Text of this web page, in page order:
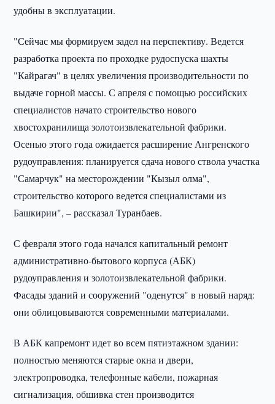
удобны в эксплуатации.
"Сейчас мы формируем задел на перспективу. Ведется
разработка проекта по проходке рудоспуска шахты
"Кайрагач" в целях увеличения производительности по
выдаче горной массы. С апреля с помощью российских
специалистов начато строительство нового
хвостохранилища золотоизвлекательной фабрики.
Осенью этого года ожидается расширение Ангренского
рудоуправления: планируется сдача нового ствола участка
"Самарчук" на месторождении "Кызыл олма",
строительство которого ведется специалистами из
Башкирии", – рассказал Туранбаев.
С февраля этого года начался капитальный ремонт
административно-бытового корпуса (АБК)
рудоуправления и золотоизвлекательной фабрики.
Фасады зданий и сооружений "оденутся" в новый наряд:
они облицовываются современными материалами.
В АБК капремонт идет во всем пятиэтажном здании:
полностью меняются старые окна и двери,
электропроводка, телефонные кабели, пожарная
сигнализация, обшивка стен производится